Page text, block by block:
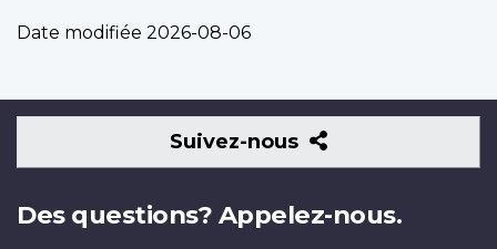
Date modifiée 2026-08-06
Suivez-nous
Suivez-
nous
Des questions? Appelez-nous.